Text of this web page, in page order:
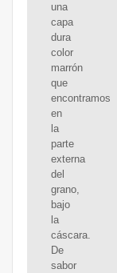
una
capa
dura
color
marrón
que
encontramos
en
la
parte
externa
del
grano,
bajo
la
cáscara.
De
sabor